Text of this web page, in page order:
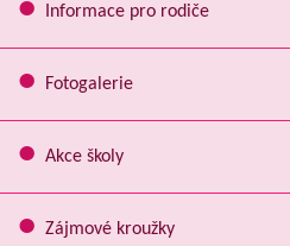
Informace pro rodiče
Fotogalerie
Akce školy
Zájmové kroužky